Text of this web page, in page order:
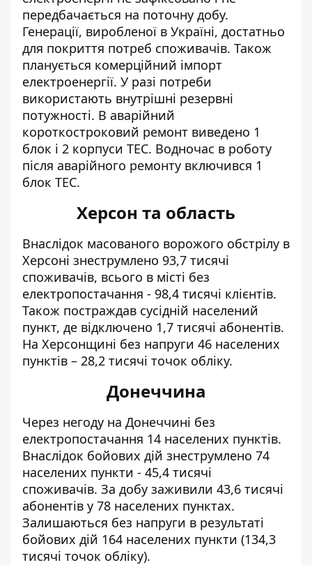
передбачається на поточну добу.
Генерації, виробленої в Україні, достатньо
для покриття потреб споживачів. Також
планується комерційний імпорт
електроенергії. У разі потреби
використають внутрішні резервні
потужності. В аварійний
короткостроковий ремонт виведено 1
блок і 2 корпуси ТЕС. Водночас в роботу
після аварійного ремонту включився 1
блок ТЕС.
Херсон та область
Внаслідок масованого ворожого обстрілу в
Херсоні знеструмлено 93,7 тисячі
споживачів, всього в місті без
електропостачання - 98,4 тисячі клієнтів.
Також постраждав сусідній населений
пункт, де відключено 1,7 тисячі абонентів.
На Херсонщині без напруги 46 населених
пунктів – 28,2 тисячі точок обліку.
Донеччина
Через негоду на Донеччині без
електропостачання 14 населених пунктів.
Внаслідок бойових дій знеструмлено 74
населених пункти - 45,4 тисячі
споживачів. За добу заживили 43,6 тисячі
абонентів у 78 населених пунктах.
Залишаються без напруги в результаті
бойових дій 164 населених пункти (134,3
тисячі точок обліку).